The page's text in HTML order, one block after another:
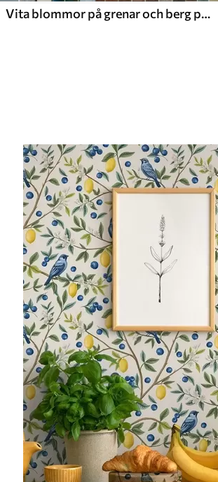
Vita blommor på grenar och berg på en blå bakgrund